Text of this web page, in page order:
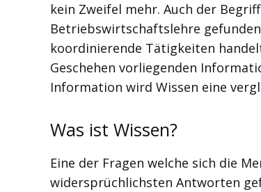
kein Zweifel mehr. Auch der
Betriebswirtschaftslehre
koordinierende Tätigkeiten
Geschehen vorliegenden
Information wird Wissen eine
Was ist Wissen?
Eine der Fragen welche sich die
widersprüchlichsten Antworten